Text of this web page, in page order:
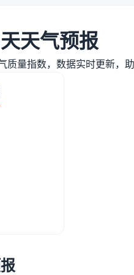
天气预报
质量指数，数据实时更新，